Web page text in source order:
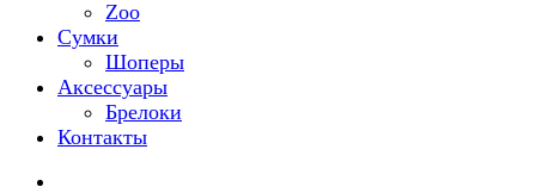
Zoo
Сумки
Шоперы
Аксессуары
Брелоки
Контакты